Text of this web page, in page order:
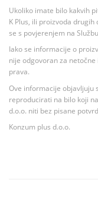
Ukoliko imate bilo kakvih
K Plus, ili proizvoda
se s povjerenjem na
Iako se informacije o
nije odgovoran za
prava.
Ove informacije objavljuju
reproducirati na bilo koji
d.o.o. niti bez pisane
Konzum plus d.o.o.